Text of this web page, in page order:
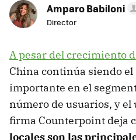
Amparo Babiloni
Director
A pesar del crecimiento
China continúa siendo el
importante en el
número de usuarios, y
firma Counterpoint deja
locales son las